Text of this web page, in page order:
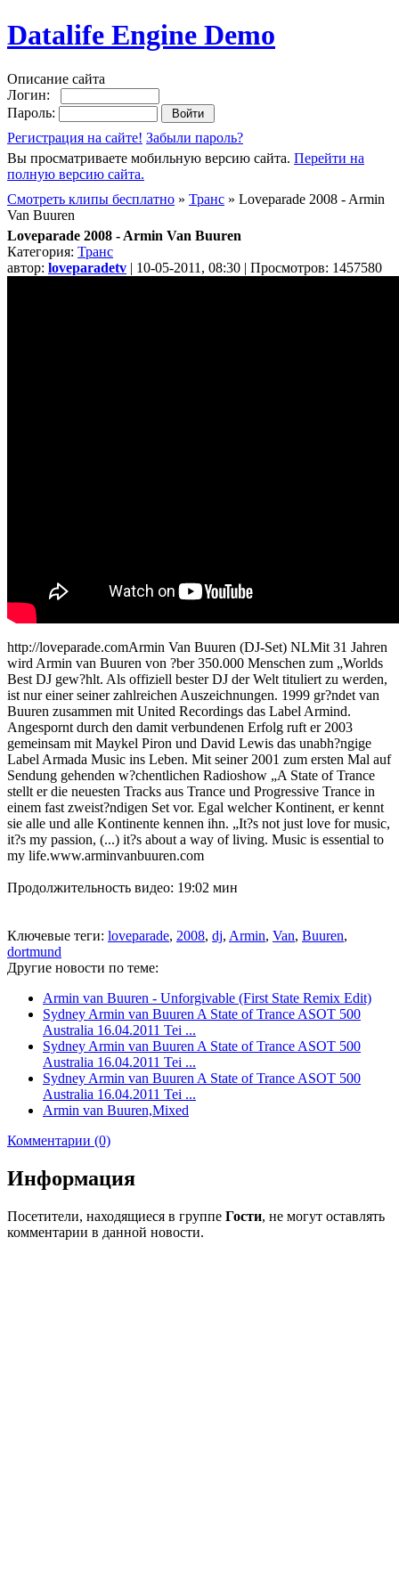
Datalife Engine Demo
Описание сайта
Логин:
Пароль:
Регистрация на сайте! Забыли пароль?
Вы просматриваете мобильную версию сайта. Перейти на
полную версию сайта.
Смотреть клипы бесплатно » Транс » Loveparade 2008 - Armin
Van Buuren
Loveparade 2008 - Armin Van Buuren
Категория: Транс
автор: loveparadetv | 10-05-2011, 08:30 | Просмотров: 1457580
http://loveparade.comArmin Van Buuren (DJ-Set) NLMit 31 Jahren
wird Armin van Buuren von ?ber 350.000 Menschen zum „Worlds
Best DJ gew?hlt. Als offiziell bester DJ der Welt tituliert zu werden,
ist nur einer seiner zahlreichen Auszeichnungen. 1999 gr?ndet van
Buuren zusammen mit United Recordings das Label Armind.
Angespornt durch den damit verbundenen Erfolg ruft er 2003
gemeinsam mit Maykel Piron und David Lewis das unabh?ngige
Label Armada Music ins Leben. Mit seiner 2001 zum ersten Mal auf
Sendung gehenden w?chentlichen Radioshow „A State of Trance
stellt er die neuesten Tracks aus Trance und Progressive Trance in
einem fast zweist?ndigen Set vor. Egal welcher Kontinent, er kennt
sie alle und alle Kontinente kennen ihn. „It?s not just love for music,
it?s my passion, (...) it?s about a way of living. Music is essential to
my life.www.arminvanbuuren.com
Продолжительность видео: 19:02 мин
Ключевые теги: loveparade, 2008, dj, Armin, Van, Buuren,
dortmund
Другие новости по теме:
Armin van Buuren - Unforgivable (First State Remix Edit)
Sydney Armin van Buuren A State of Trance ASOT 500
Australia 16.04.2011 Tei ...
Sydney Armin van Buuren A State of Trance ASOT 500
Australia 16.04.2011 Tei ...
Sydney Armin van Buuren A State of Trance ASOT 500
Australia 16.04.2011 Tei ...
Armin van Buuren,Mixed
Комментарии (0)
Информация
Посетители, находящиеся в группе Гости, не могут оставлять
комментарии в данной новости.